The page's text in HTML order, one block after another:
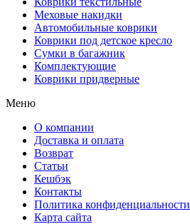
Меховые накидки
Автомобильные коврики
Коврики под детское кресло
Сумки в багажник
Комплектующие
Коврики придверные
Меню
О компании
Доставка и оплата
Возврат
Статьи
Кешбэк
Контакты
Политика конфиденциальности
Карта сайта